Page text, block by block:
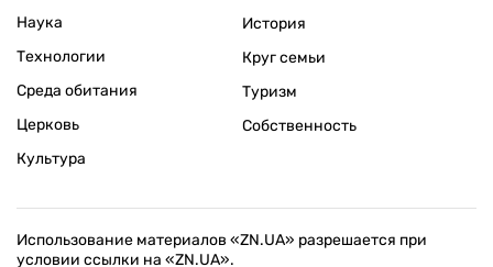
Наука
Технологии
Среда обитания
Церковь
Культура
История
Круг семьи
Туризм
Собственность
Использование материалов «ZN.UA» разрешается при
условии ссылки на «ZN.UA».